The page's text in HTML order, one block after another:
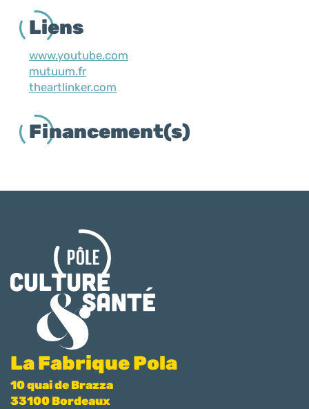
Liens
www.youtube.com
mutuum.fr
theartlinker.com
Financement(s)
La Fabrique Pola
10 quai de Brazza
33100 Bordeaux